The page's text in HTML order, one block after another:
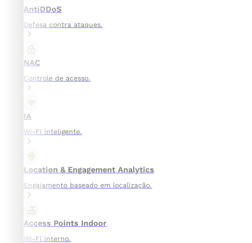
AntiDDoS
Defesa contra ataques.
NAC
Controle de acesso.
IA
Wi-Fi inteligente.
Location & Engagement Analytics
Engajamento baseado em localização.
Access Points Indoor
Wi-Fi interno.